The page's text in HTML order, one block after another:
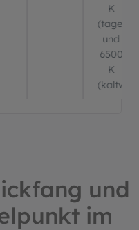
K
und
6500
K
und
im